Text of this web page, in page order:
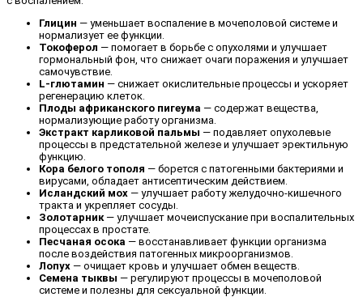
Глицин — уменьшает воспаление в мочеполовой системе и
нормализует ее функции.
Токоферол — помогает в борьбе с опухолями и улучшает
гормональный фон, что снижает очаги поражения и улучшает
самочувствие.
L-глютамин — снижает окислительные процессы и ускоряет
регенерацию клеток.
Плоды африканского пигеума — содержат вещества,
нормализующие работу организма.
Экстракт карликовой пальмы — подавляет опухолевые
процессы в предстательной железе и улучшает эректильную
функцию.
Кора белого тополя — борется с патогенными бактериями и
вирусами, обладает антисептическим действием.
Исландский мох — улучшает работу желудочно-кишечного
тракта и укрепляет сосуды.
Золотарник — улучшает мочеиспускание при воспалительных
процессах в простате.
Песчаная осока — восстанавливает функции организма
после воздействия патогенных микроорганизмов.
Лопух — очищает кровь и улучшает обмен веществ.
Семена тыквы — регулируют процессы в мочеполовой
системе и полезны для сексуальной функции.